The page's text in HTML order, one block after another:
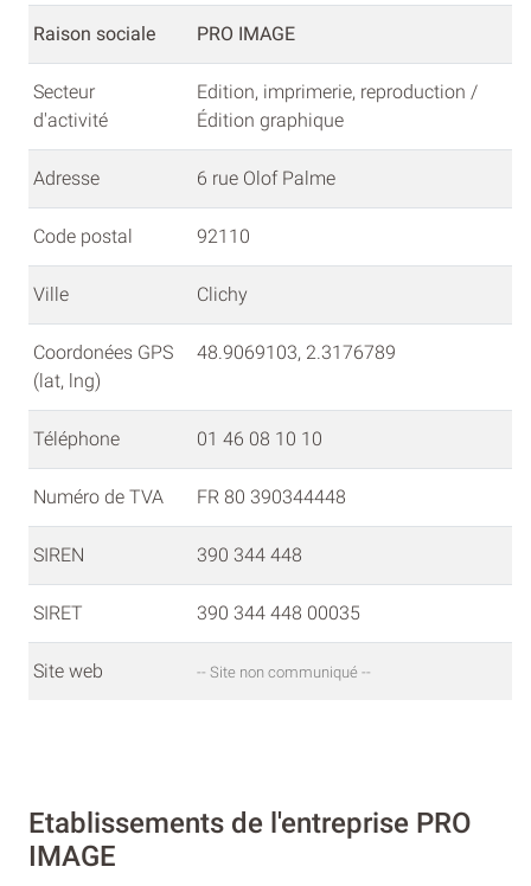
Raison sociale PRO IMAGE
Secteur
d'activité
Edition, imprimerie, reproduction /
Édition graphique
Adresse 6 rue Olof Palme
Code postal 92110
Ville Clichy
Coordonées GPS
(lat, lng)
48.9069103, 2.3176789
Téléphone 01 46 08 10 10
Numéro de TVA FR 80 390344448
SIREN 390 344 448
SIRET 390 344 448 00035
Site web -- Site non communiqué --
Etablissements de l'entreprise PRO
IMAGE